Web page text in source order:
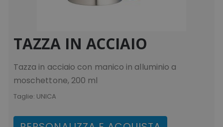
TAZZA IN ACCIAIO
Tazza in acciaio con manico in alluminio a
moschettone, 200 ml
Taglie: UNICA